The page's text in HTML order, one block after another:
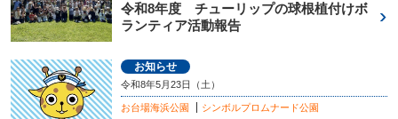
令和8年度 チューリップの球根植付けボ
ランティア活動報告
お知らせ
令和8年5月23日（土）
お台場海浜公園 シンボルプロムナード公園